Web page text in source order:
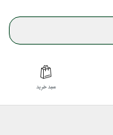
سبد خريد